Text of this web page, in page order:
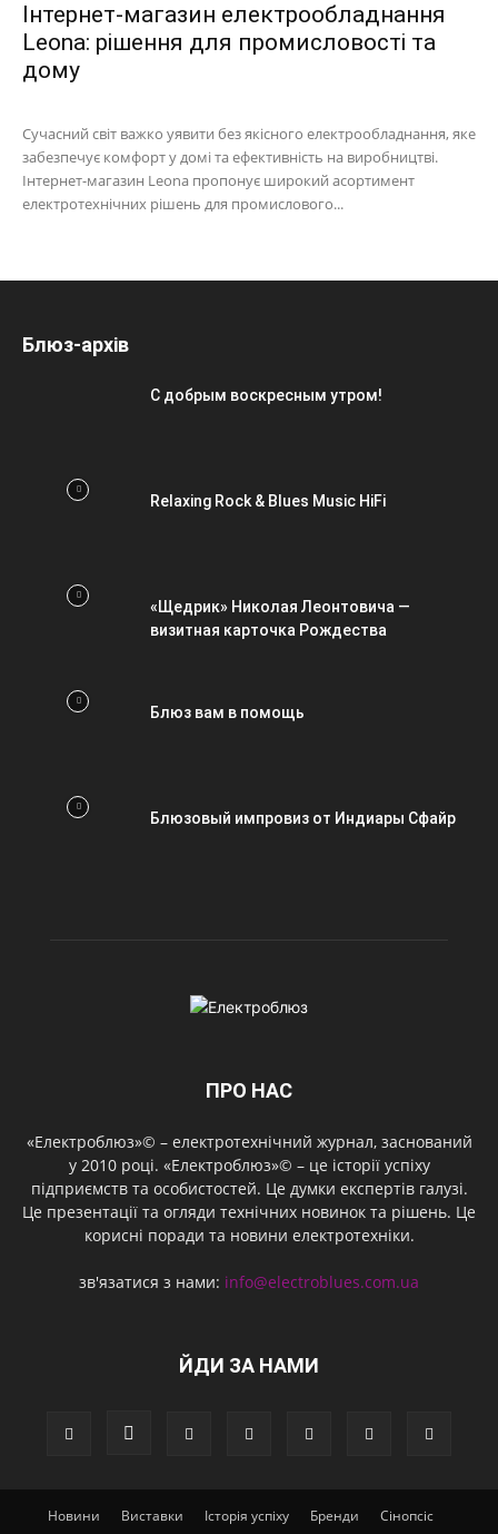
Інтернет-магазин електрообладнання
Leona: рішення для промисловості та
дому
Сучасний світ важко уявити без якісного електрообладнання, яке
забезпечує комфорт у домі та ефективність на виробництві.
Інтернет-магазин Leona пропонує широкий асортимент
електротехнічних рішень для промислового...
Блюз-архів
С добрым воскресным утром!
Relaxing Rock & Blues Music HiFi
«Щедрик» Николая Леонтовича —
визитная карточка Рождества
Блюз вам в помощь
Блюзовый импровиз от Индиары Сфайр
ПРО НАС
«Електроблюз»© – електротехнічний журнал, заснований
у 2010 році. «Електроблюз»© – це історії успіху
підприємств та особистостей. Це думки експертів галузі.
Це презентації та огляди технічних новинок та рішень. Це
корисні поради та новини електротехніки.
зв'язатися з нами: info@electroblues.com.ua
ЙДИ ЗА НАМИ
Новини Виставки Історія успіху Бренди
Сінопсіс